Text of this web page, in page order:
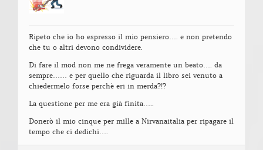
Ripeto che io ho espresso il mio pensiero…. e non pretendo
che tu o altri devono condividere.
Di fare il mod non me ne frega veramente un beato…. da
sempre…… e per quello che riguarda il libro sei venuto a
chiedermelo forse perchè eri in merda?!?
La questione per me era già finita…..
Donerò il mio cinque per mille a Nirvanaitalia per ripagare il
tempo che ci dedichi….